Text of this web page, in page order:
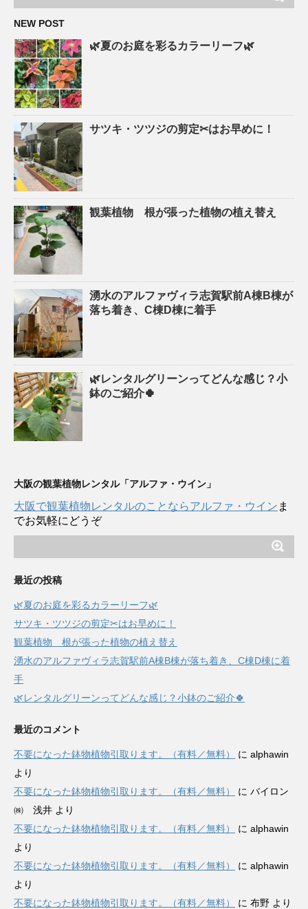
NEW POST
🌿夏のお庭を彩るカラーリーフ🌿
サツキ・ツツジの剪定✂はお早めに！
観葉植物 根が張った植物の植え替え
湧水のアルファヴィラ志賀駅前A棟B棟が
落ち着き、C棟D棟に着手
🌿レンタルグリーンってどんな感じ？小
鉢のご紹介🍀
大阪の観葉植物レンタル「アルファ・ウイン」
大阪で観葉植物レンタルのことならアルファ・ウイン ま
でお気軽にどうぞ
最近の投稿
🌿夏のお庭を彩るカラーリーフ🌿
サツキ・ツツジの剪定✂はお早めに！
観葉植物 根が張った植物の植え替え
湧水のアルファヴィラ志賀駅前A棟B棟が落ち着き、C棟D棟に着
手
🌿レンタルグリーンってどんな感じ？小鉢のご紹介🍀
最近のコメント
不要になった鉢物植物引取ります。（有料／無料） に alphawin
より
不要になった鉢物植物引取ります。（有料／無料）
に バイロン
㈱ 浅井 より
不要になった鉢物植物引取ります。（有料／無料）
に alphawin
より
不要になった鉢物植物引取ります。（有料／無料）
に alphawin
より
不要になった鉢物植物引取ります。（有料／無料）
に 布野 より